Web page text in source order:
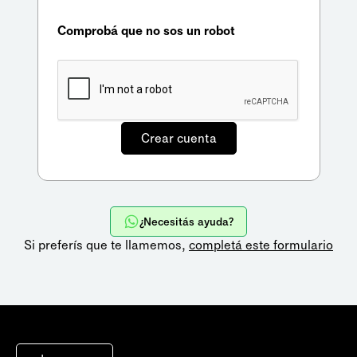
Comprobá que no sos un robot
¿Necesitás ayuda?
Si preferís que te llamemos, completá este formulario